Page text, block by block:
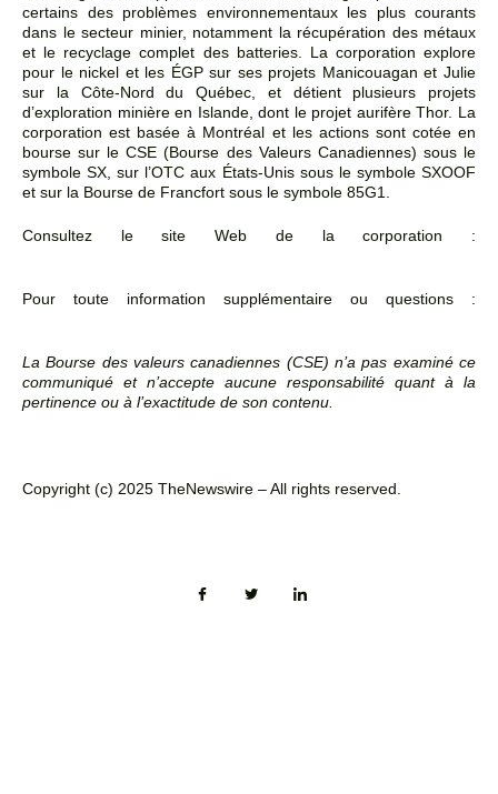
certains des problèmes environnementaux les plus courants
dans le secteur minier, notamment la récupération des métaux
et le recyclage complet des batteries. La corporation explore
pour le nickel et les ÉGP sur ses projets Manicouagan et Julie
sur la Côte-Nord du Québec, et détient plusieurs projets
d’exploration minière en Islande, dont le projet aurifère Thor. La
corporation est basée à Montréal et les actions sont cotée en
bourse sur le CSE (Bourse des Valeurs Canadiennes) sous le
symbole SX, sur l’OTC aux États-Unis sous le symbole SXOOF
et sur la Bourse de Francfort sous le symbole 85G1.
Consultez le site Web de la corporation :
Pour toute information supplémentaire ou questions :
La Bourse des valeurs canadiennes (CSE) n’a pas examiné ce
communiqué et n’accepte aucune responsabilité quant à la
pertinence ou à l’exactitude de son contenu.
Copyright (c) 2025 TheNewswire – All rights reserved.